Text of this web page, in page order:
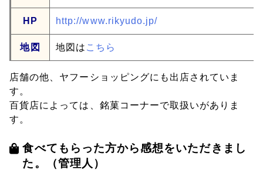
HP http://www.rikyudo.jp/
地図 地図は こちら
店舗の他、ヤフーショッピングにも出店されていま
す。
百貨店によっては、銘菓コーナーで取扱いがありま
す。
食べてもらった方から感想をいただきまし
た。（管理人）